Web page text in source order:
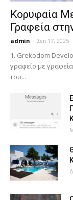
Κορυφαία
Γραφεία
admin - Σεπ 17, 2025
1. Grekodom
γραφείο με
του...